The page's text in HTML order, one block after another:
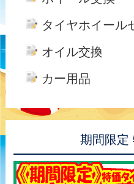
タイヤホイール
オイル交換
カー用品
期間限定